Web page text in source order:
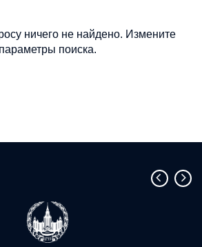
ничего не найдено. Измените
параметры поиска.